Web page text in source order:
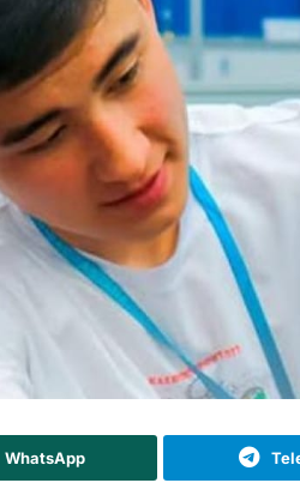
WhatsApp